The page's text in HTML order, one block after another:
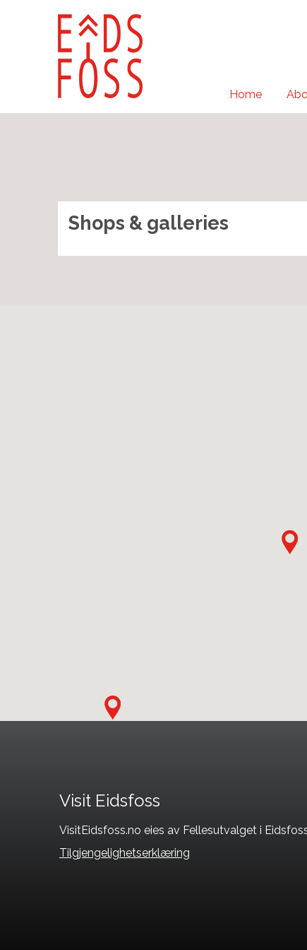
Home
Shops & galleries
Visit Eidsfoss
VisitEidsfoss.no eies av Fellesutvalget i
Tilgjengelighetserklæring